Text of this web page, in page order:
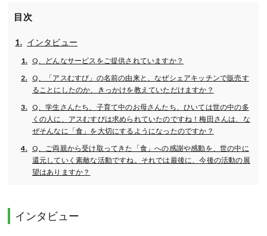
目次
インタビュー
Q、どんなサービスをご提供されていますか？
Q、「アスむすび」の名前の由来と、なぜシェアキッチンで販売す
ることにしたのか、きっかけを教えていただけますか？
Q、学生さんたち、子育て中のお母さんたち、ひいては世の中の多
くの人に、アスむすびは求められていたのですね！梅田さんは、な
ぜそんなに「食」を大切にするようになったのですか？
Q、ご両親から受け取ってきた「食」への感謝や感動を、世の中に
還元していく素敵な活動ですね。それでは最後に、今後の活動の展
望はありますか？
インタビュー